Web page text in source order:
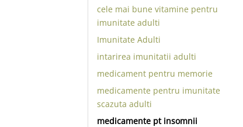
cele mai bune vitamine pentru
imunitate adulti
Imunitate Adulti
intarirea imunitatii adulti
medicament pentru memorie
medicamente pentru imunitate
scazuta adulti
medicamente pt insomnii